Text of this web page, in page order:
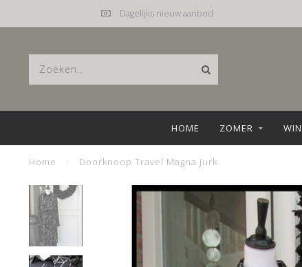
Dagelijks nieuw aanbod
HOME ZOMER
Home Doorknoop Travel Magna Jurk